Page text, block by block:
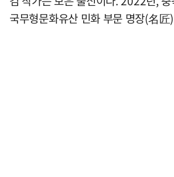
국무형문화유산 민화 부문 명장(名匠